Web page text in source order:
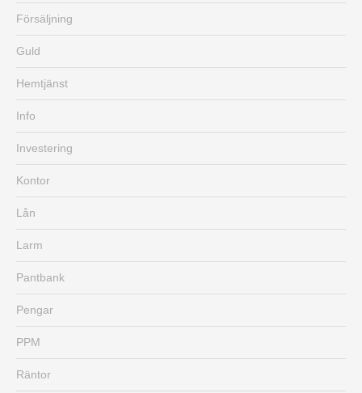
Försäljning
Guld
Hemtjänst
Info
Investering
Kontor
Lån
Larm
Pantbank
Pengar
PPM
Räntor